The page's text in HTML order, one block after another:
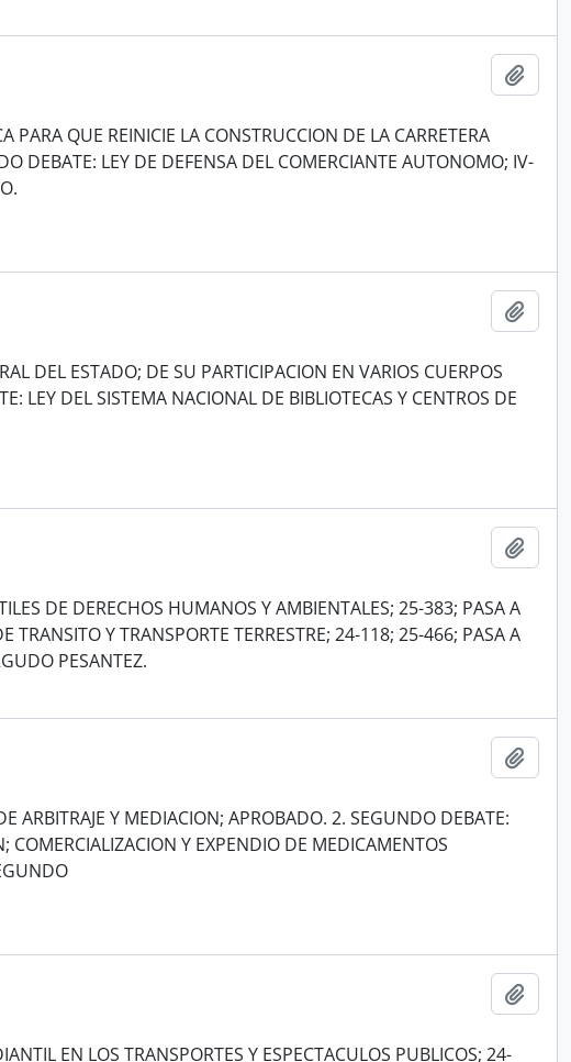
PARA QUE REINICIE LA CONSTRUCCION DE LA CARRETERA
DEBATE: LEY DE DEFENSA DEL COMERCIANTE AUTONOMO; IV-
DEL ESTADO; DE SU PARTICIPACION EN VARIOS CUERPOS
LEY DEL SISTEMA NACIONAL DE BIBLIOTECAS Y CENTROS DE
DE DERECHOS HUMANOS Y AMBIENTALES; 25-383; PASA A
TRANSITO Y TRANSPORTE TERRESTRE; 24-118; 25-466; PASA A
PESANTEZ.
ARBITRAJE Y MEDIACION; APROBADO. 2. SEGUNDO DEBATE:
COMERCIALIZACION Y EXPENDIO DE MEDICAMENTOS
EN LOS TRANSPORTES Y ESPECTACULOS PUBLICOS; 24-